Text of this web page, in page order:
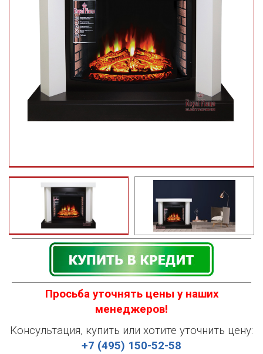
Просьба уточнять цены у наших
менеджеров!
Консультация, купить или хотите уточнить цену:
+7 (495) 150-52-58